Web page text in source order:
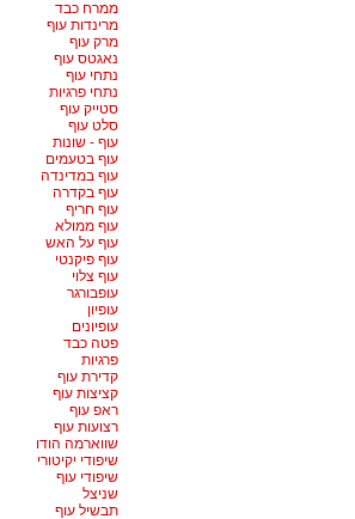
ממרח כבד
מרינדות עוף
מרק עוף
נאגטס עוף
נתחי עוף
נתחי פרגיות
סטייק עוף
סלט עוף
עוף - שונות
עוף בטעמים
עוף במדינדה
עוף בקדרה
עוף חריף
עוף ממולא
עוף על האש
עוף פיקנטי
עוף צלוי
עופבורגר
עופיון
עופיונים
פטה כבד
פרגיות
קדירת עוף
קציצות עוף
ראפ עוף
רצועות עוף
שווארמה הודו
שיפודי יקיטורי
שיפודי עוף
שניצל
תבשיל עוף